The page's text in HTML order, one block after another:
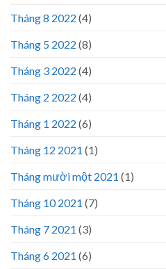
Tháng 8 2022 (4)
Tháng 5 2022 (8)
Tháng 3 2022 (4)
Tháng 2 2022 (4)
Tháng 1 2022 (6)
Tháng 12 2021 (1)
Tháng mười một 2021 (1)
Tháng 10 2021 (7)
Tháng 7 2021 (3)
Tháng 6 2021 (6)